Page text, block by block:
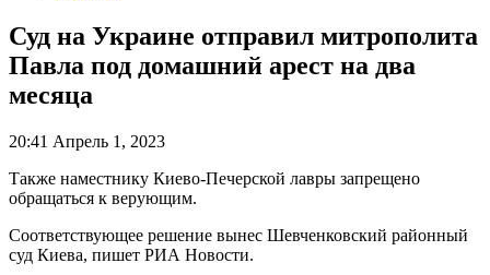
Суд на Украине отправил митрополита
Павла под домашний арест на два
месяца
20:41 Апрель 1, 2023
Также наместнику Киево-Печерской лавры запрещено
обращаться к верующим.
Соответствующее решение вынес Шевченковский районный
суд Киева, пишет РИА Новости.